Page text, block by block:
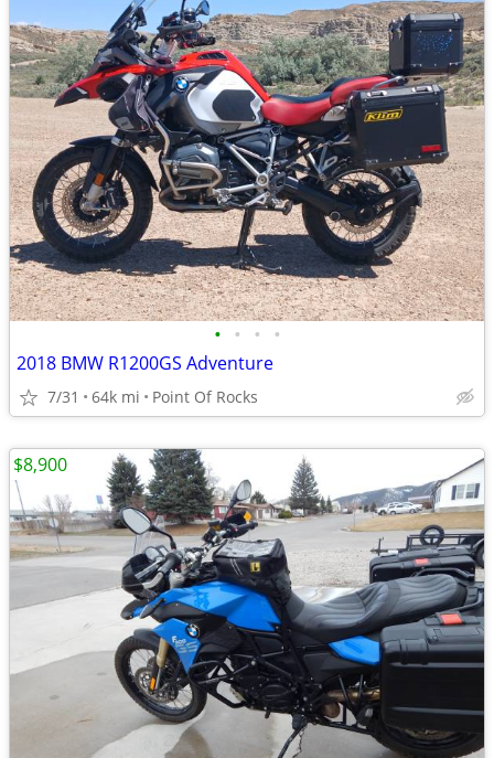
• • • •
2018 BMW R1200GS Adventure
7/31 64k mi Point Of Rocks
$8,900